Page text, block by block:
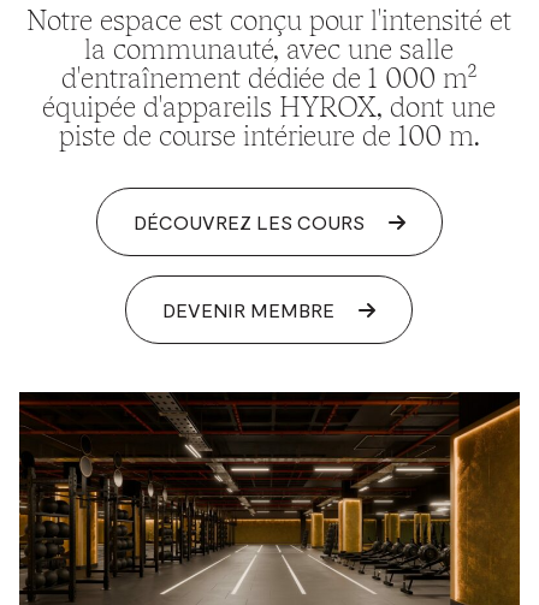
Notre espace est conçu pour l'intensité et
la communauté, avec une salle
d'entraînement dédiée de 1 000 m²
équipée d'appareils HYROX, dont une
piste de course intérieure de 100 m.
DÉCOUVREZ LES COURS
DEVENIR MEMBRE